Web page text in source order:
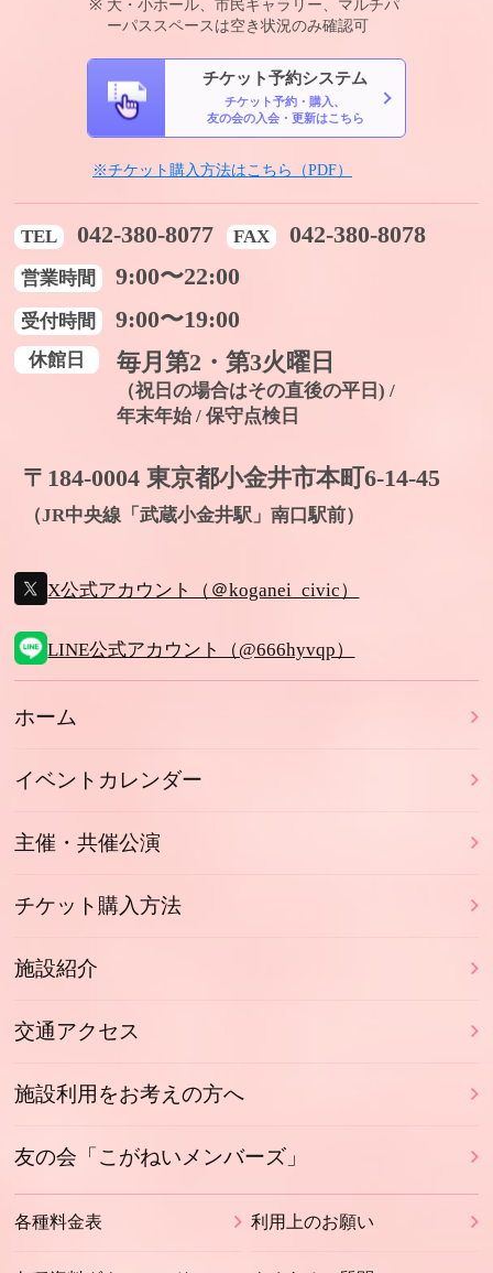
大・小ホール、市民ギャラリー、マルチパ
ーパススペースは空き状況のみ確認可
チケット予約システム
チケット予約・購入、
友の会の入会・更新はこちら
※チケット購入方法はこちら（PDF）
TEL 042-380-8077 FAX 042-380-8078
営業時間 9:00〜22:00
受付時間 9:00〜19:00
休館日 毎月第2・第3火曜日
（祝日の場合はその直後の平日) /
年末年始 / 保守点検日
〒184-0004 東京都小金井市本町6-14-45
（JR中央線「武蔵小金井駅」南口駅前）
X公式アカウント（＠koganei_civic）
LINE公式アカウント（@666hyvqp）
ホーム
イベントカレンダー
主催・共催公演
チケット購入方法
施設紹介
交通アクセス
施設利用をお考えの方へ
友の会「こがねいメンバーズ」
各種料金表 利用上のお願い